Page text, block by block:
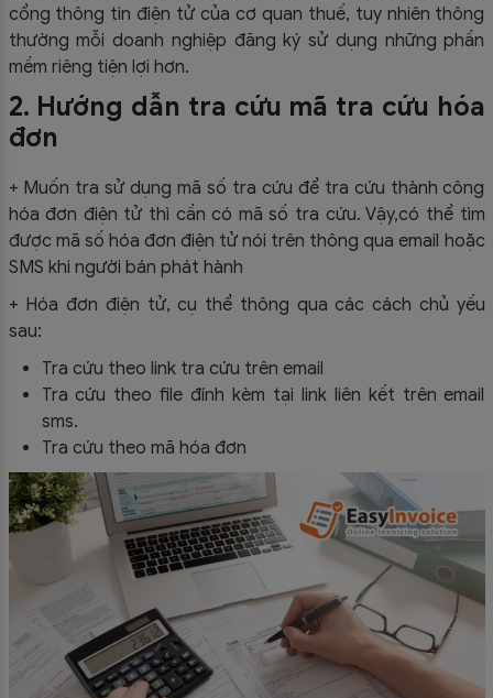
cổng thông tin điện tử của cơ quan thuế, tuy nhiên thông
thường mỗi doanh nghiệp đăng ký sử dụng những phần
mềm riêng tiện lợi hơn.
2. Hướng dẫn tra cứu mã tra cứu hóa
đơn
+ Muốn tra sử dụng mã số tra cứu để tra cứu thành công
hóa đơn điện tử thì cần có mã số tra cứu. Vậy,có thể tìm
được mã số hóa đơn điện tử nói trên thông qua email hoặc
SMS khi người bán phát hành
+ Hóa đơn điện tử, cụ thể thông qua các cách chủ yếu
sau:
Tra cứu theo link tra cứu trên email
Tra cứu theo file đính kèm tại link liên kết trên email
sms.
Tra cứu theo mã hóa đơn